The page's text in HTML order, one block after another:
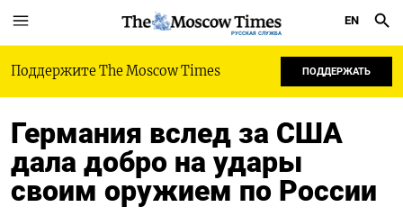
РУССКАЯ СЛУЖБА
EN
Поддержите The Moscow Times ПОДДЕРЖАТЬ
Германия вслед за США
дала добро на удары
своим оружием по России